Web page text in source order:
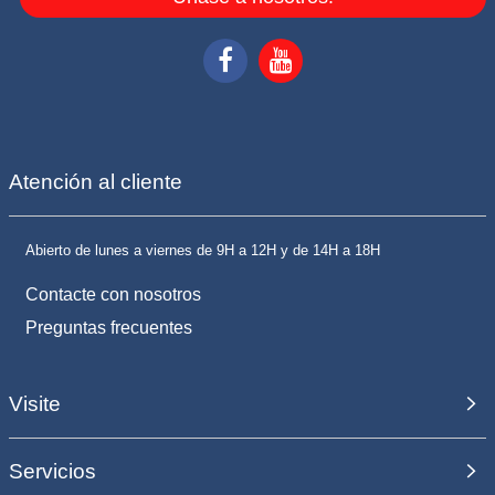
Atención al cliente
Abierto de lunes a viernes de 9H a 12H y de 14H a 18H
Contacte con nosotros
Preguntas frecuentes
Visite
Servicios